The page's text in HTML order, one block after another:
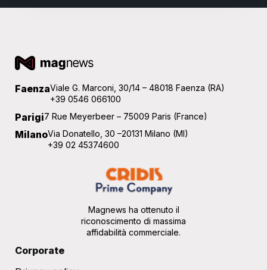
FaenzaViale G. Marconi, 30/14 – 48018 Faenza (RA)
+39 0546 066100
Parigi7 Rue Meyerbeer – 75009 Paris (France)
MilanoVia Donatello, 30 –20131 Milano (MI)
+39 02 45374600
Magnews ha ottenuto il
riconoscimento di massima
affidabilità commerciale.
Corporate